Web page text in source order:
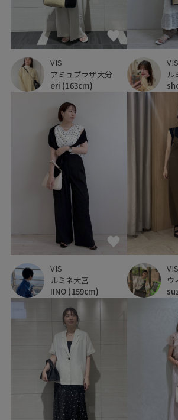
VIS
アミュプラザ大分
eri (163cm)
VIS
ル
VIS
ルミネ大宮
IINO (159cm)
VIS
ウ